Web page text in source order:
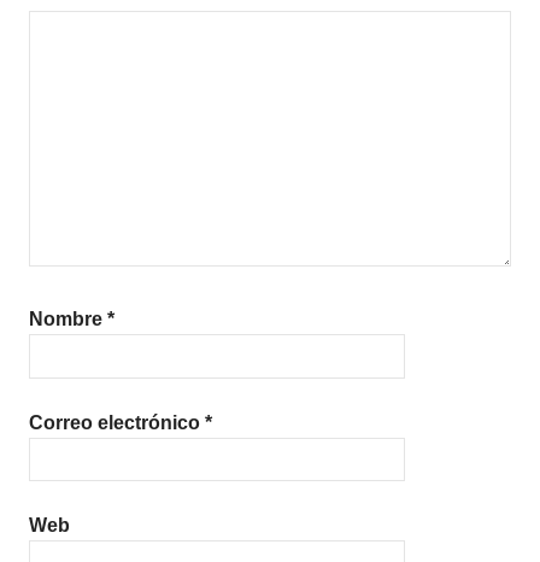
Nombre *
Correo electrónico *
Web